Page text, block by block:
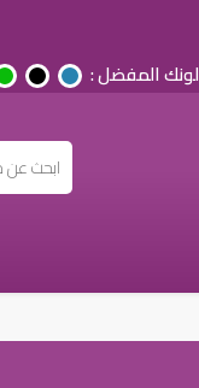
لونك المفضل :